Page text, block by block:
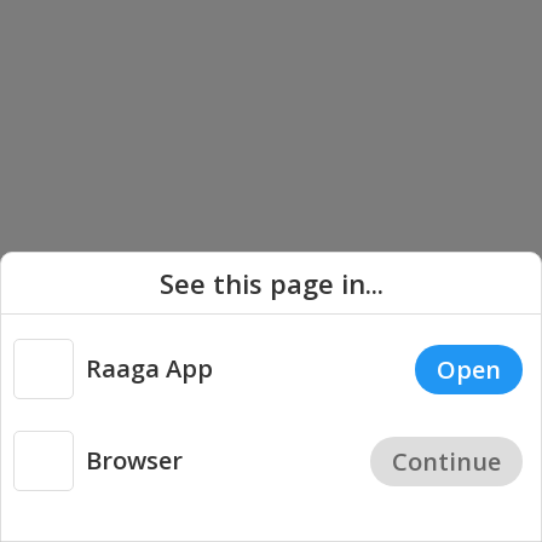
See this page in...
Raaga App Open
Browser Continue